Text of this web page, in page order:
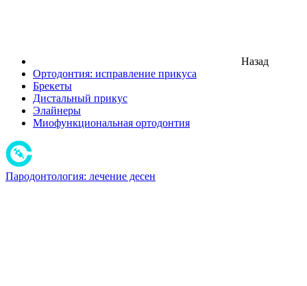
Назад
Ортодонтия: исправление прикуса
Брекеты
Дистальный прикус
Элайнеры
Миофункциональная ортодонтия
Пародонтология: лечение десен